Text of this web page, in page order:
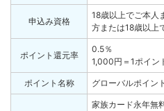
申込み資格
18歳以上でご本人
方または18歳以上
ポイント還元率
0.5％
1,000円＝1ポイン
ポイント名称 グローバルポイント
家族カード永年無